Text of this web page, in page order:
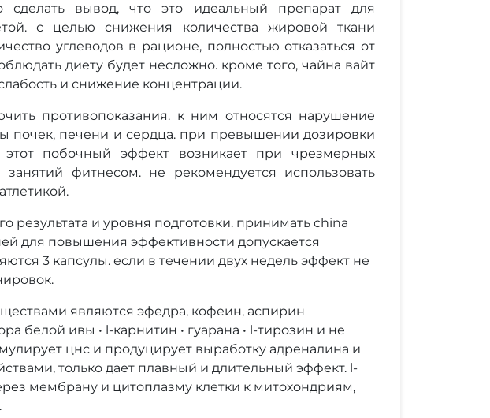
вывод, что это идеальный препарат для
с целью снижения количества жировой ткани
углеводов в рационе, полностью отказаться от
диету будет несложно. кроме того, чайна вайт
и снижение концентрации.
противопоказания. к ним относятся нарушение
почек, печени и сердца. при превышении дозировки
побочный эффект возникает при чрезмерных
фитнесом. не рекомендуется использовать
результата и уровня подготовки. принимать china
для повышения эффективности допускается
3 капсулы. если в течении двух недель эффект не
являются эфедра, кофеин, аспирин
белой ивы • l-карнитин • гуарана • l-тирозин и не
цнс и продуцирует выработку адреналина и
только дает плавный и длительный эффект. l-
мембрану и цитоплазму клетки к митохондриям,